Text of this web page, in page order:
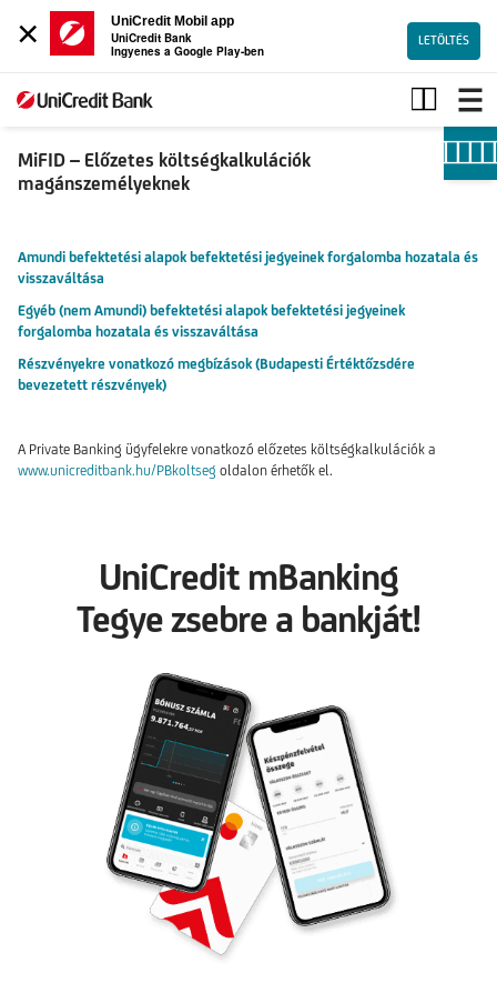
×
UniCredit Mobil app
UniCredit Bank
Ingyenes a Google Play-ben
LETÖLTÉS
MiFID-
Előzetes
MiFID – Előzetes költségkalkulációk
magánszemélyeknek
Amundi befektetési alapok befektetési jegyeinek forgalomba hozatala és
visszaváltása
Egyéb (nem Amundi) befektetési alapok befektetési jegyeinek
forgalomba hozatala és visszaváltása
Részvényekre vonatkozó megbízások (Budapesti Értéktőzsdére
bevezetett részvények)
A Private Banking ügyfelekre vonatkozó előzetes költségkalkulációk a
www.unicreditbank.hu/PBkoltseg oldalon érhetők el.
UniCredit mBanking
Tegye zsebre a bankját!